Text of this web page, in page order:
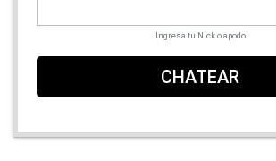
Ingresa tu Nick o apodo
CHATEAR